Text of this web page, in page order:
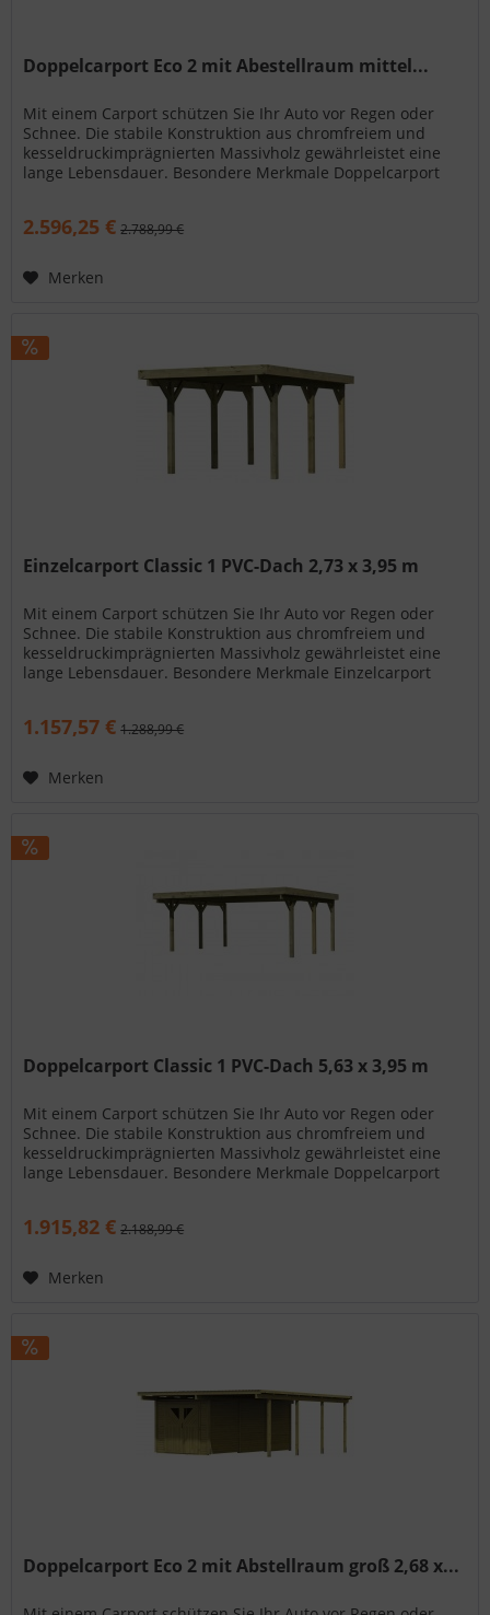
Doppelcarport Eco 2 mit Abestellraum mittel...
Mit einem Carport schützen Sie Ihr Auto vor Regen oder
Schnee. Die stabile Konstruktion aus chromfreiem und
kesseldruckimprägnierten Massivholz gewährleistet eine
lange Lebensdauer. Besondere Merkmale Doppelcarport
2.596,25 € 2.788,99 €
Merken
Einzelcarport Classic 1 PVC-Dach 2,73 x 3,95 m
Mit einem Carport schützen Sie Ihr Auto vor Regen oder
Schnee. Die stabile Konstruktion aus chromfreiem und
kesseldruckimprägnierten Massivholz gewährleistet eine
lange Lebensdauer. Besondere Merkmale Einzelcarport
1.157,57 € 1.288,99 €
Merken
Doppelcarport Classic 1 PVC-Dach 5,63 x 3,95 m
Mit einem Carport schützen Sie Ihr Auto vor Regen oder
Schnee. Die stabile Konstruktion aus chromfreiem und
kesseldruckimprägnierten Massivholz gewährleistet eine
lange Lebensdauer. Besondere Merkmale Doppelcarport
1.915,82 € 2.188,99 €
Merken
Doppelcarport Eco 2 mit Abstellraum groß 2,68 x...